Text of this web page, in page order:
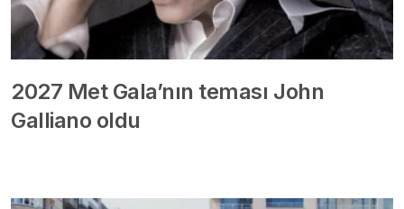
2027 Met Gala’nın teması John
Galliano oldu